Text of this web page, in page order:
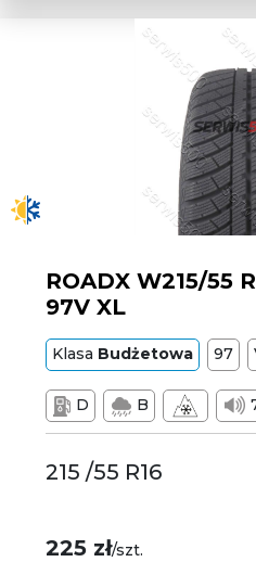
ROADX W215/55
97V XL
Klasa Budżetowa 97
D B
215 /55 R16
225 zł/szt.